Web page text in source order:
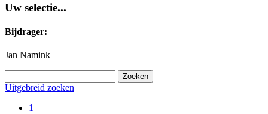
Uw selectie...
Bijdrager:
Jan Namink
Uitgebreid zoeken
1